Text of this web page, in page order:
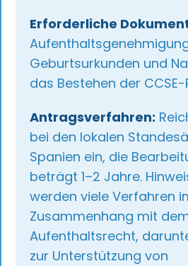
Erforderliche
Geburtsurkunden und
das Bestehen der
Antragsverfahren:
bei den lokalen
Spanien ein, die
beträgt 1–2 Jahre.
werden viele Verfahren
Zusammenhang mit
Aufenthaltsrecht,
zur Unterstützung von